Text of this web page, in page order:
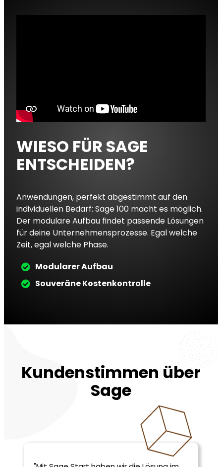
WIESO FÜR SAGE
ENTSCHEIDEN?
Anwendungen, perfekt abgestimmt auf den
individuellen Bedarf: Sage 100 macht es möglich.
Der modulare Aufbau findet passende Lösungen
für deine Unternehmensprozesse. Egal welche
Zeit, egal welche Phase.
Modularer Aufbau
Souveräne Kostenkontrolle
Kundenstimmen über
Sage